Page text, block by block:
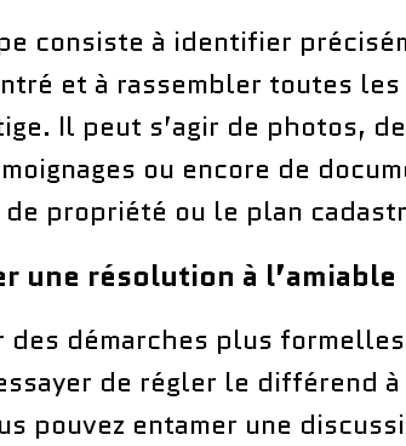
consiste à identifier
et à rassembler toutes
Il peut s’agir de photos,
ou encore de
propriété ou le plan
une résolution à l’amiable
des démarches plus
de régler le différend à
pouvez entamer une